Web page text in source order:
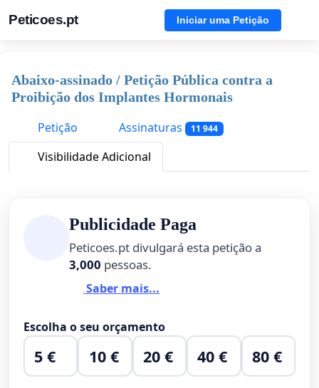
Peticoes.pt Iniciar uma Petição
Abaixo-assinado / Petição Pública contra a
Proibição dos Implantes Hormonais
Petição
Assinaturas 11 944
Visibilidade Adicional
Publicidade Paga
Peticoes.pt divulgará esta petição a
3,000 pessoas.
Saber mais...
Escolha o seu orçamento
5 € 10 € 20 € 40 € 80 €